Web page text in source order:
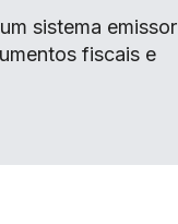
sistema emissor
fiscais e